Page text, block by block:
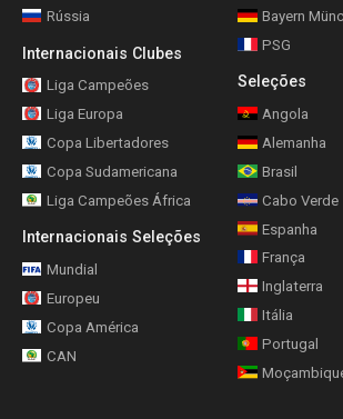
Rússia
Internacionais Clubes
Liga Campeões
Liga Europa
Copa Libertadores
Copa Sudamericana
Liga Campeões África
Internacionais Seleções
Mundial
Europeu
Copa América
CAN
Bayern
PSG
Seleções
Angola
Alemanha
Brasil
Cabo Verde
Espanha
França
Inglaterra
Itália
Portugal